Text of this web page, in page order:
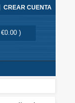
CREAR CUENTA
€0.00 )